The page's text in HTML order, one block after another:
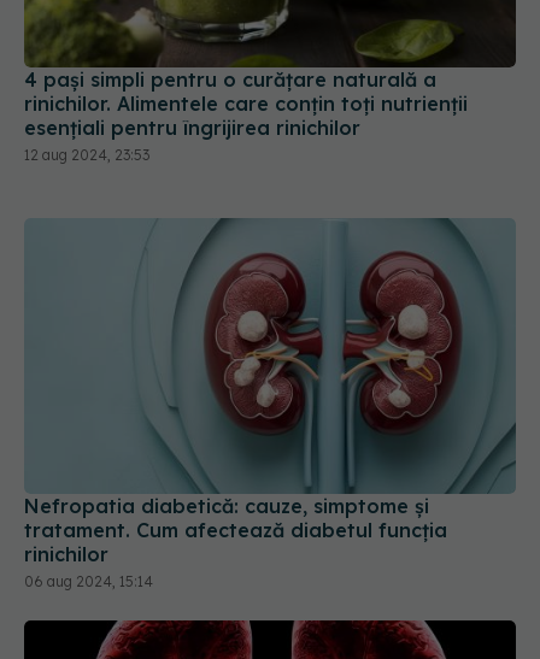
4 pași simpli pentru o curățare naturală a
rinichilor. Alimentele care conțin toți nutrienții
esențiali pentru îngrijirea rinichilor
12 aug 2024, 23:53
Nefropatia diabetică: cauze, simptome și
tratament. Cum afectează diabetul funcția
rinichilor
06 aug 2024, 15:14